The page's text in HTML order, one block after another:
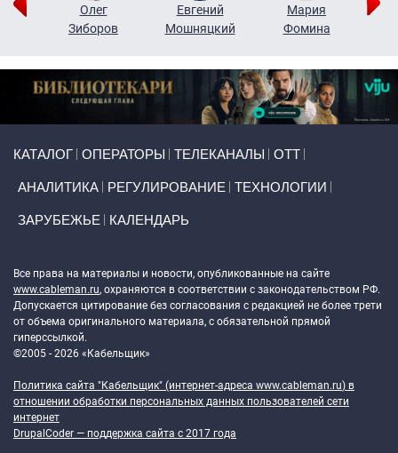
Олег
Зиборов
Евгений
Мошняцкий
Мария
Фомина
КАТАЛОГ ОПЕРАТОРЫ ТЕЛЕКАНАЛЫ ОТТ
АНАЛИТИКА РЕГУЛИРОВАНИЕ ТЕХНОЛОГИИ
ЗАРУБЕЖЬЕ КАЛЕНДАРЬ
Все права на материалы и новости, опубликованные на сайте
www.cableman.ru, охраняются в соответствии с законодательством РФ.
Допускается цитирование без согласования с редакцией не более трети
от объема оригинального материала, с обязательной прямой
гиперссылкой.
©2005 - 2026 «Кабельщик»
Политика сайта "Кабельщик" (интернет-адреса www.cableman.ru) в
отношении обработки персональных данных пользователей сети
интернет
DrupalCoder — поддержка сайта c 2017 года